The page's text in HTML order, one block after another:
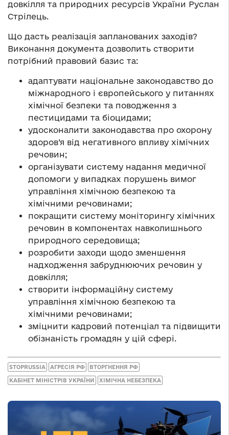
довкілля та природних ресурсів України Руслан
Стрілець.
Що дасть реалізація запланованих заходів?
Виконання документа дозволить створити
потрібний правовий базис та:
адаптувати національне законодавство до
міжнародного і європейського у питаннях
хімічної безпеки та поводження з
пестицидами та біоцидами;
удосконалити законодавства про охорону
здоров’я від негативного впливу хімічних
речовин;
організувати систему надання медичної
допомоги у випадках порушень вимог
управління хімічною безпекою та
хімічними речовинами;
покращити систему моніторингу хімічних
речовин в компонентах навколишнього
природного середовища;
розробити заходи щодо зменшення
надходження забруднюючих речовин у
довкілля;
створити інформаційну систему
управління хімічною безпекою та
хімічними речовинами;
зміцнити кадровий потенціал та підвищити
обізнаність громадян у цій сфері.
STOPRUSSIA АГРЕСІЯ РФ ВТОРГНЕННЯ РФ
КАБІНЕТ МІНІСТРІВ УКРАЇНИ ХІМІЧНА НЕБЕЗПЕКА